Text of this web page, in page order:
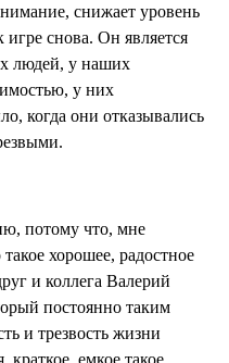
снижает уровень
снова. Он является
людей, у наших
у них
когда они отказывались
потому что, мне
хорошее, радостное
и коллега Валерий
постоянно таким
и трезвость жизни
краткое, емкое такое